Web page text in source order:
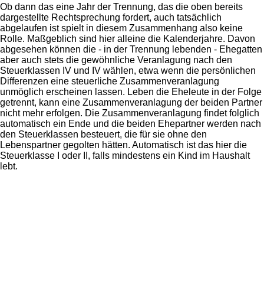
Ob dann das eine Jahr der Trennung, das die oben bereits
dargestellte Rechtsprechung fordert, auch tatsächlich
abgelaufen ist spielt in diesem Zusammenhang also keine
Rolle. Maßgeblich sind hier alleine die Kalenderjahre. Davon
abgesehen können die - in der Trennung lebenden - Ehegatten
aber auch stets die gewöhnliche Veranlagung nach den
Steuerklassen IV und IV wählen, etwa wenn die persönlichen
Differenzen eine steuerliche Zusammenveranlagung
unmöglich erscheinen lassen. Leben die Eheleute in der Folge
getrennt, kann eine Zusammenveranlagung der beiden Partner
nicht mehr erfolgen. Die Zusammenveranlagung findet folglich
automatisch ein Ende und die beiden Ehepartner werden nach
den Steuerklassen besteuert, die für sie ohne den
Lebenspartner gegolten hätten. Automatisch ist das hier die
Steuerklasse I oder II, falls mindestens ein Kind im Haushalt
lebt.